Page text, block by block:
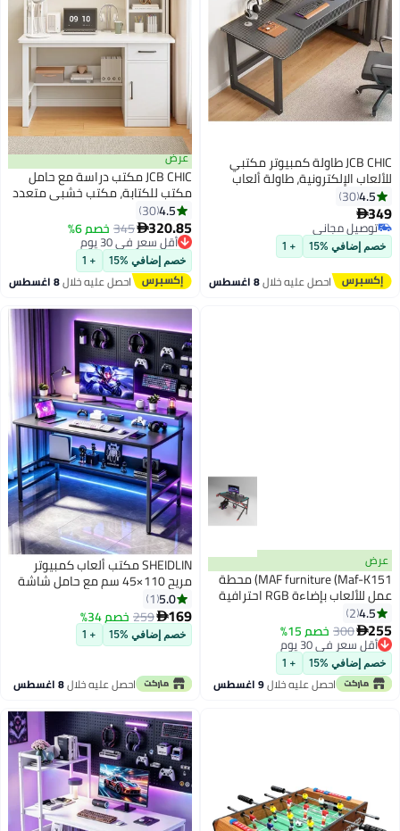
JCB CHIC طاولة كمبيوتر مكتبي
للألعاب الإلكترونية، طاولة ألعاب
مريحة، مكتب كمبيوتر عصري بإطار
معدني، طاولة مكتب منزلية،
موفرة للمساحة، سهلة التجميع
(120*60*74 سم)
4.5
30
349
توصيل مجاني
توصيل مجاني
خصم إضافي %15 + 1
احصل عليه خلال8 اغسطس
عرض
JCB CHIC مكتب دراسة مع حامل
مكتب للكتابة، مكتب خشبي متعدد
الوظائف مع رف كتب مدمج، طاولة
كمبيوتر مع أدراج ورفوف تخزين
للمكتب المنزلي أو غرفة الدراسة
100x48x136 سم
4.5
30
320.85
345 خصم 6% أقل سعر في 30 يوم
توصيل مجاني
أقل سعر في 30 يوم
خصم إضافي %15 + 1
احصل عليه خلال8 اغسطس
عرض
MAF furniture (Maf-K151) محطة
عمل للألعاب بإضاءة RGB احترافية
مع حامل أكواب وخطاف سماعة
سم
4.5
2
255
300 خصم 15%
أقل سعر في 30 يوم
أقل سعر في 30 يوم
خصم إضافي %15 + 1
احصل عليه خلال9 اغسطس
SHEIDLIN مكتب ألعاب كمبيوتر
مريح 110×45 سم مع حامل شاشة
قابل للتعديل، وأرجل معدنية
سميكة، ورف تخزين أسفل المكتب،
للمكتب المنزلي والدراسة.
5.0
1
169
259خصم 34%
خصم إضافي %15 + 1
احصل عليه خلال8 اغسطس